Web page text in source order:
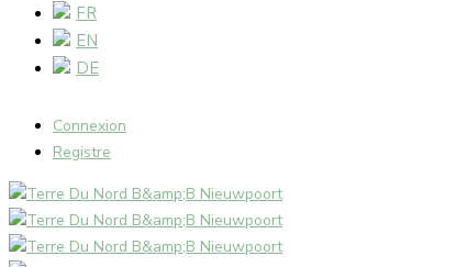
FR
EN
DE
Connexion
Registre